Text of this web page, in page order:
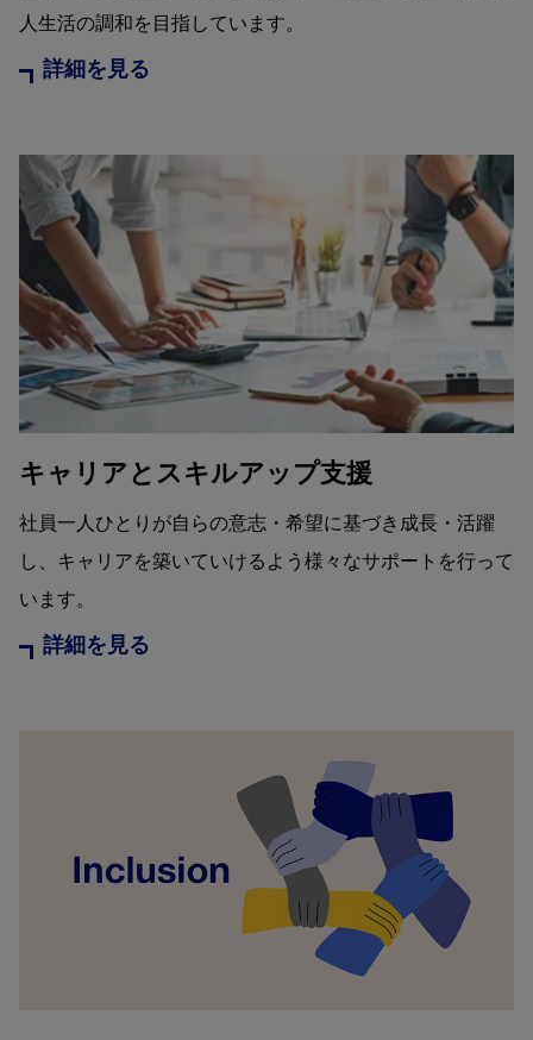
人生活の調和を目指しています。
詳細を見る
キャリアとスキルアップ支援
社員一人ひとりが自らの意志・希望に基づき成長・活躍
し、キャリアを築いていけるよう様々なサポートを行って
います。
詳細を見る